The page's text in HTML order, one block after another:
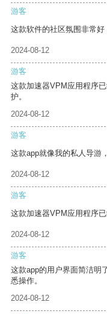
游客
这款软件的社区氛围非常好
2024-08-12
游客
这款加速器VPM应用程序
护。
2024-08-12
游客
这款app就像我的私人导游
2024-08-12
游客
这款加速器VPM应用程序
2024-08-12
游客
这款app的用户界面简洁明
悉操作。
2024-08-12